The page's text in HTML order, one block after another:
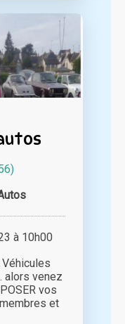
à 10h00
alors venez
vos
et